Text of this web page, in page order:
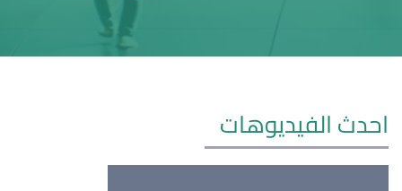
احدث الفيديوهات